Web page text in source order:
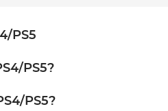
PS5
PS5?
PS5?